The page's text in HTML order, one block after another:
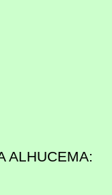
ALHUCEMA: